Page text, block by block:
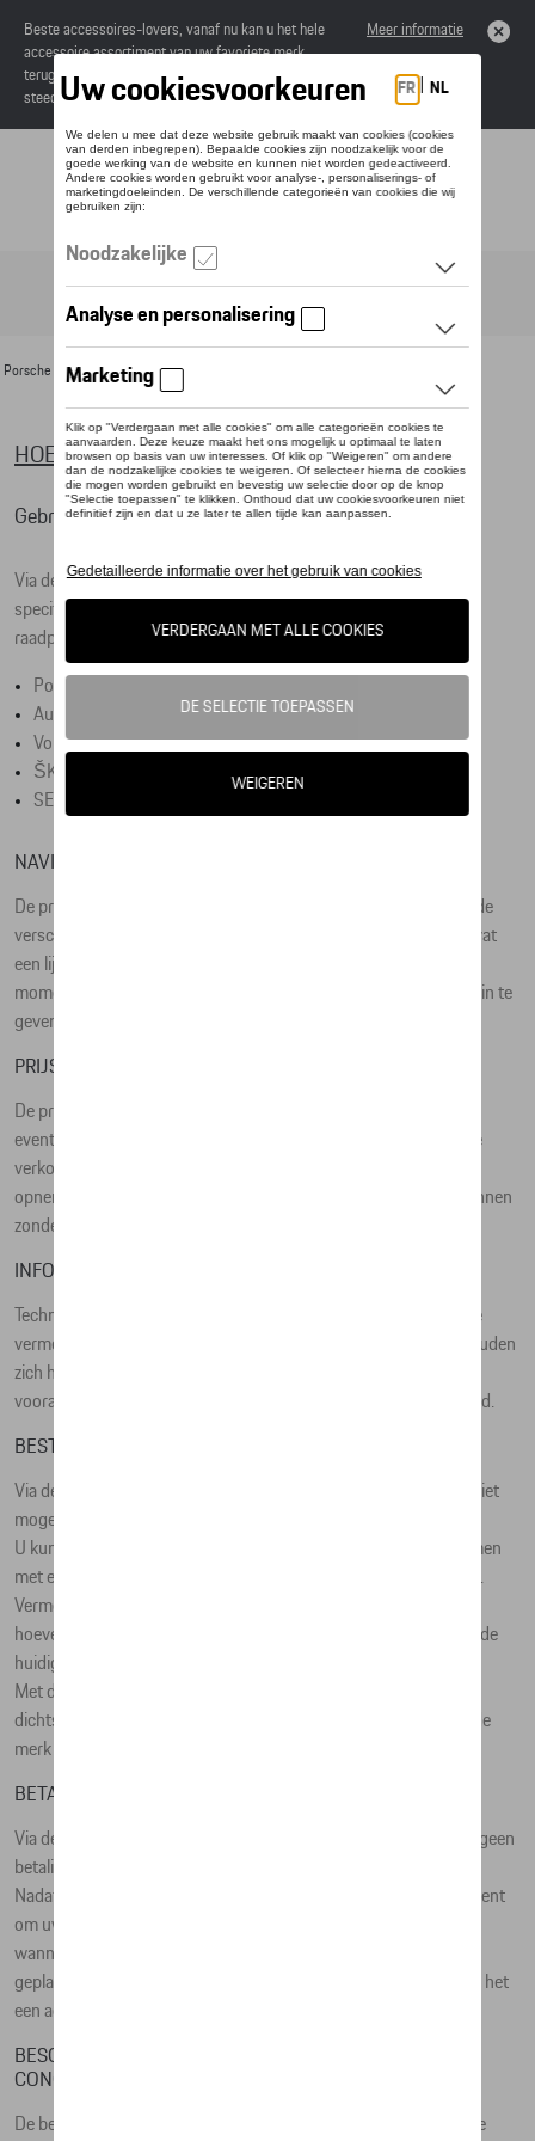
Beste accessoires-lovers, vanaf nu kan u het hele
accessoire assortiment van uw favoriete merk
terugvinden in de online catalogus. Deze kunnen
steeds besteld worden via uw dealer.
Meer informatie
Toggle navigation
Porsche Home> Verkoopsvoorwaarden
HOE GEBRUIK IK DE ONLINE CATALOGUS ?
Gebruiksaanwijzing van de website
Via de online catalogus van D'Ieteren Automotive NV/SA kunt u
specifieke producten van onze merken of andere producten
raadplegen.
Porsche
Audi
Volkswagen
ŠKODA
SEAT/CUPRA
NAVIGATIE
De producten zijn ingedeeld in categorieën. U krijgt toegang tot de
verschillende categorieën via de navigatiebalk. Elke categorie bevat
een lijst met producten die u kunt raadplegen. Ook kunt u op elk
moment een zoekopdracht uitvoeren door uw eigen zoekcriteria in te
geven en in de navigatiebalk op ‘Zoeken’ te klikken.
PRIJS
De prijzen op deze site zijn adviesprijzen (incl. btw), exclusief
eventuele installatiekosten. Voor meer informatie over de actuele
verkoopprijs en de eventuele installatiekosten kunt u contact
opnemen met uw concessiehouder / agent. De adviesprijzen kunnen
zonder voorafgaande kennisgeving worden gewijzigd.
INFORMATIE
Technische en commerciële gegevens worden louter ter indicatie
vermeld. D'Ieteren Automotive NV/SA en haar leveranciers behouden
zich het recht voor om deze gegevens op elk moment en zonder
voorafgaande kennisgeving te wijzigen. De foto's zijn niet bindend.
BESTELLING
Via de online catalogus van D'Ieteren Automotive NV/SA is het niet
mogelijk om rechtstreeks bestellingen te plaatsen.
U kunt de gewenste producten bestellen door contact op te nemen
met een concessiehouder / agent voor het desbetreffende merk.
Vermeld daarbij steeds het artikelnummer en de gewenste
hoeveelheid. Uw concessiehouder / agent zal u informeren over de
huidige verkoopprijs en eventuele installatiekosten.
Met de knop ‘Zoek uw concessiehouder / agent’ kunt u de
dichtstbijzijnde concessiehouder of agent van het desbetreffende
merk vinden.
BETALING
Via de online catalogus van D'Ieteren Automotive NV/SA kunt u geen
betalingen uitvoeren.
Nadat u contact hebt opgenomen met uw concessiehouder / agent
om uw bestelling te plaatsen, betaalt u ter plaatse aan de balie
wanneer u uw bestelling afhaalt. Elke bestelling wordt via hem
geplaatst (of door hem namens D'Ieteren Automotive NV/SA als het
een agent betreft).
BESCHIKBAARHEID EN LEVERTIJDEN BIJ UW
CONCESSIEHOUDER
De beschikbaarheid van de producten wordt louter ter informatie